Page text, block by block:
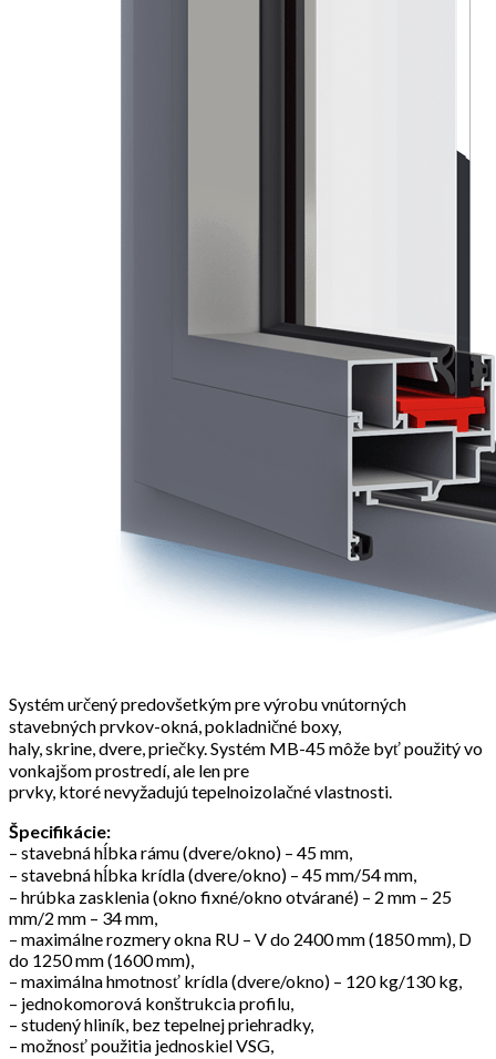
Systém určený predovšetkým pre výrobu vnútorných
stavebných prvkov-okná, pokladničné boxy,
haly, skrine, dvere, priečky. Systém MB-45 môže byť použitý vo
vonkajšom prostredí, ale len pre
prvky, ktoré nevyžadujú tepelnoizolačné vlastnosti.
Špecifikácie:
– stavebná hĺbka rámu (dvere/okno) – 45 mm,
– stavebná hĺbka krídla (dvere/okno) – 45 mm/54 mm,
– hrúbka zasklenia (okno fixné/okno otvárané) – 2 mm – 25
mm/2 mm – 34 mm,
– maximálne rozmery okna RU – V do 2400 mm (1850 mm), D
do 1250 mm (1600 mm),
– maximálna hmotnosť krídla (dvere/okno) – 120 kg/130 kg,
– jednokomorová konštrukcia profilu,
– studený hliník, bez tepelnej priehradky,
– možnosť použitia jednoskiel VSG,